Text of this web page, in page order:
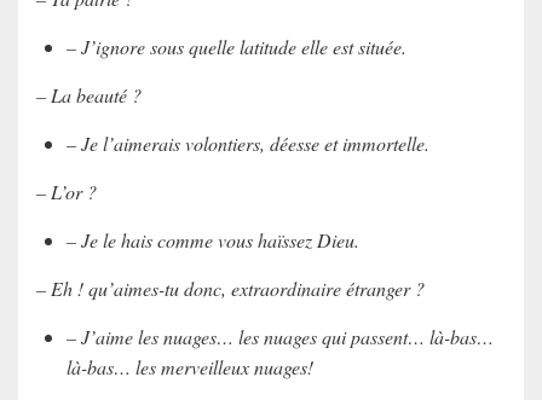
– J’ignore sous quelle latitude elle est située.
– La beauté ?
– Je l’aimerais volontiers, déesse et immortelle.
– L’or ?
– Je le hais comme vous haïssez Dieu.
– Eh ! qu’aimes-tu donc, extraordinaire étranger ?
– J’aime les nuages… les nuages qui passent… là-bas…
là-bas… les merveilleux nuages!